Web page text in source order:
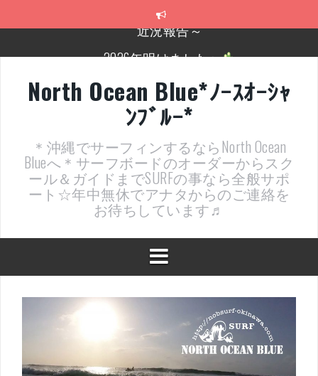
2026年明けました〜
近況報告ww
ヤッチマッターーーー！！！
支部長就任報告と支部予選・検定開催決定！
近況報告～
North Ocean Blue*ﾉｰｽｵｰｼｬ
ﾝﾌﾞﾙｰ*
＊沖縄でサーフィンするならNorth Ocean
Blueへ＊サーフボードのオーダーからスク
ール＆ガイドまでSURFの事なら全般サポ
ート☆年中無休でアナタからのご連絡を
お待ちしています♬